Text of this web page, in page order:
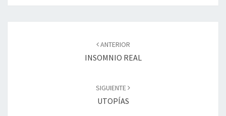
ANTERIOR
INSOMNIO REAL
SIGUIENTE
UTOPÍAS